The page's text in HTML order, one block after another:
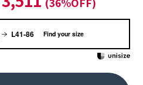
L41-86 Find your size